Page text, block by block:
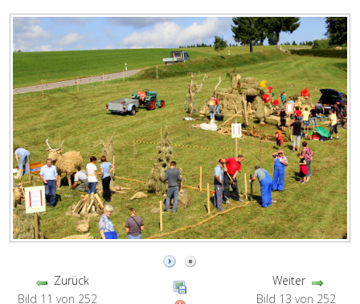
Zurück
Bild 11 von 252
Weiter
Bild 13 von 252